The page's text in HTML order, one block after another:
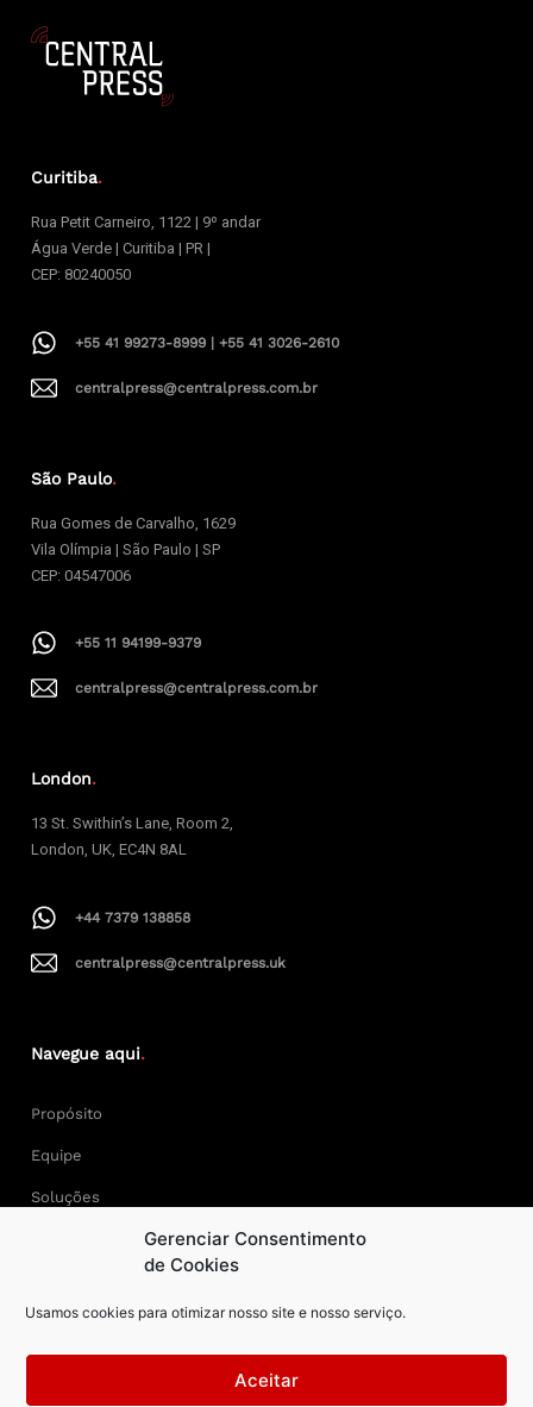
Gerenciar Consentimento
de Cookies
Usamos cookies para otimizar nosso site e nosso serviço.
Aceitar
Curitiba.
Rua Petit Carneiro, 1122 | 9º andar
Água Verde | Curitiba | PR |
CEP: 80240050
+55 41 99273-8999 | +55 41 3026-2610
centralpress@centralpress.com.br
São Paulo.
Rua Gomes de Carvalho, 1629
Vila Olímpia | São Paulo | SP
CEP: 04547006
+55 11 94199-9379
centralpress@centralpress.com.br
London.
13 St. Swithin’s Lane, Room 2,
London, UK, EC4N 8AL
+44 7379 138858
centralpress@centralpress.uk
Navegue aqui.
Propósito
Equipe
Soluções